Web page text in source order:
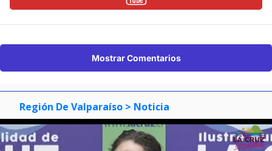
Mostrar Comentarios
Región De Valparaíso > Noticia